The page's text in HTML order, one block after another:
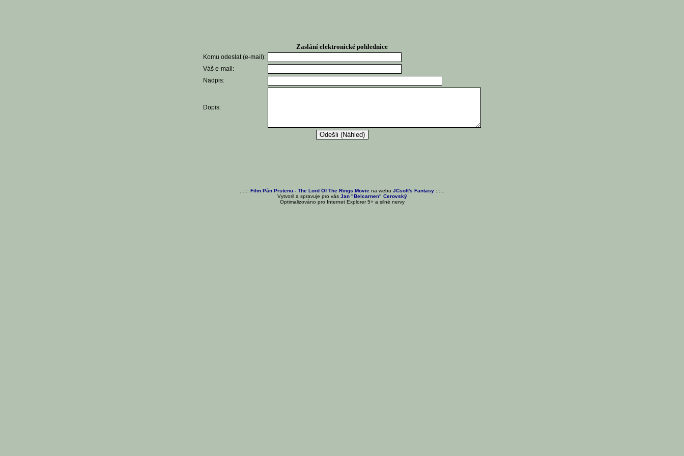
Zaslání elektronické pohlednice
Komu odeslat (e-mail):
Váš e-mail:
Nadpis:
Dopis:
...::: Film Pán Prstenu - The Lord Of The Rings Moviena webu JCsoft's Fantasy:::...
Vytvoril a spravuje pro vás Jan "Belcarnen" Cerovský
Optimalizováno pro Internet Explorer 5+ a silné nervy